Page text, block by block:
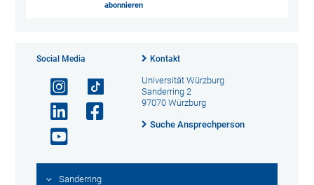
abonnieren
Social Media Kontakt
Universität Würzburg
Sanderring 2
97070 Würzburg
Suche Ansprechperson
Sanderring